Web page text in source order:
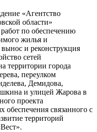
«Агентство
области»
по обеспечению
жилья и
и реконструкция
сетей
территории города
переулком
Демидова,
и улицей Жарова в
проекта
обеспечения связанного с
территорий